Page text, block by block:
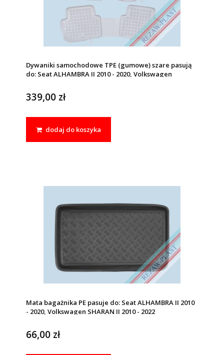
Dywaniki samochodowe TPE (gumowe) szare pasują
do: Seat ALHAMBRA II 2010 - 2020, Volkswagen
339,00 zł
dodaj do koszyka
Mata bagażnika PE pasuje do: Seat ALHAMBRA II 2010
- 2020, Volkswagen SHARAN II 2010 - 2022
66,00 zł